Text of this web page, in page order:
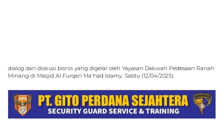
dialog dan diskusi bisnis yang digelar oleh Yayasan Dakwah Pedesaan Ranah
Minang di Masjid Al Furqan Ma'had Islamy, Sabtu (12/04/2025).